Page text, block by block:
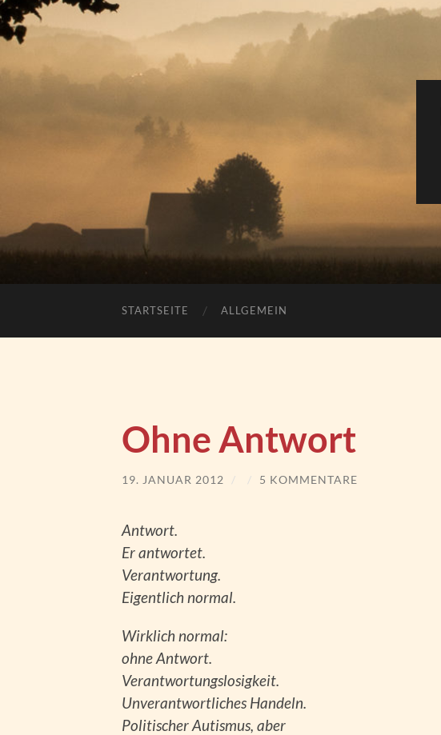
STARTSEITE ALLGEMEIN
Ohne Antwort
19. JANUAR 2012 / / 5 KOMMENTARE
Antwort.
Er antwortet.
Verantwortung.
Eigentlich normal.
Wirklich normal:
ohne Antwort.
Verantwortungslosigkeit.
Unverantwortliches Handeln.
Politischer Autismus, aber